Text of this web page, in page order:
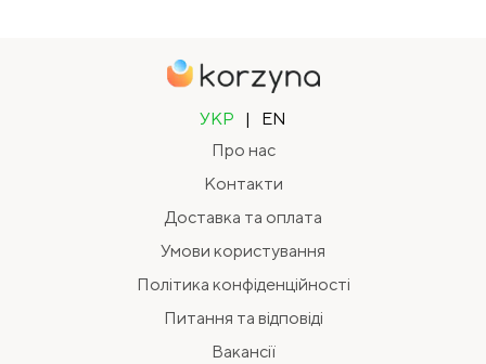
УКР |
EN
Про нас
Контакти
Доставка та оплата
Умови користування
Політика конфіденційності
Питання та відповіді
Вакансії